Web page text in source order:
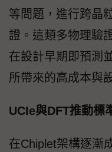
等問題，進行跨晶
證。這類多物理驗
在設計早期即預測
所帶來的高成本與
UCIe與DFT推動
在Chiplet架構逐漸